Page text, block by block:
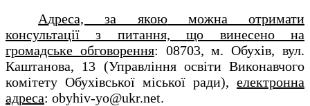
Адреса, за якоюможна отримати
консультації з питання, що винесено на
громадське обговорення: 08703, м. Обухів, вул.
Каштанова, 13 (Управління освіти Виконавчого
комітету Обухівської міської ради), електронна
адреса: obyhiv-yo@ukr.net.